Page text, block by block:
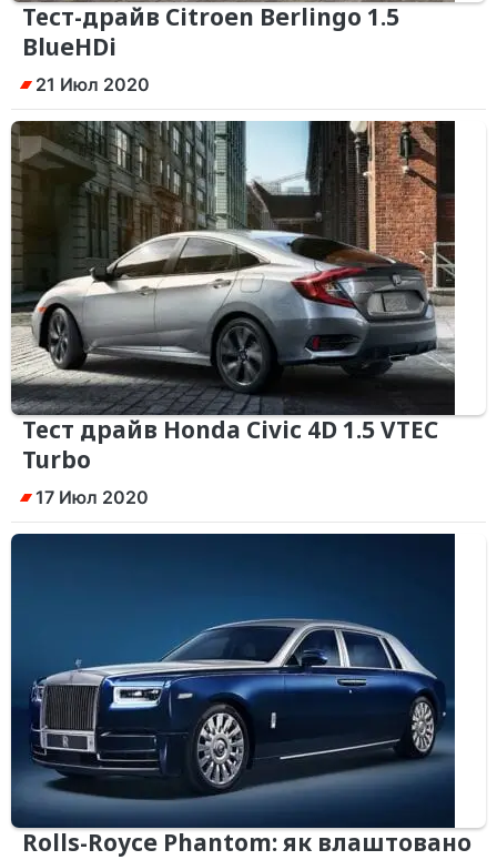
Тест-драйв Citroen Berlingo 1.5
BlueHDi
21 Июл 2020
Тест драйв Honda Civic 4D 1.5 VTEC
Turbo
17 Июл 2020
Rolls-Royce Phantom: як влаштовано